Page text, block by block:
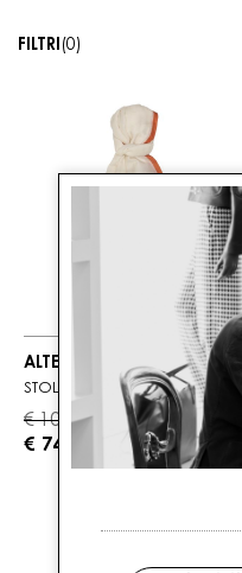
FILTRI (0)
ALTEA
STOLA DONNA PANNA A TINTA UNITA
€ 105.00 -30%
€ 74.00